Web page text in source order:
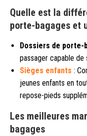
Quelle est la
porte-bagages et
Dossiers de porte-
passager capable de
Sièges enfants :
jeunes enfants en
repose-pieds
Les meilleures
bagages